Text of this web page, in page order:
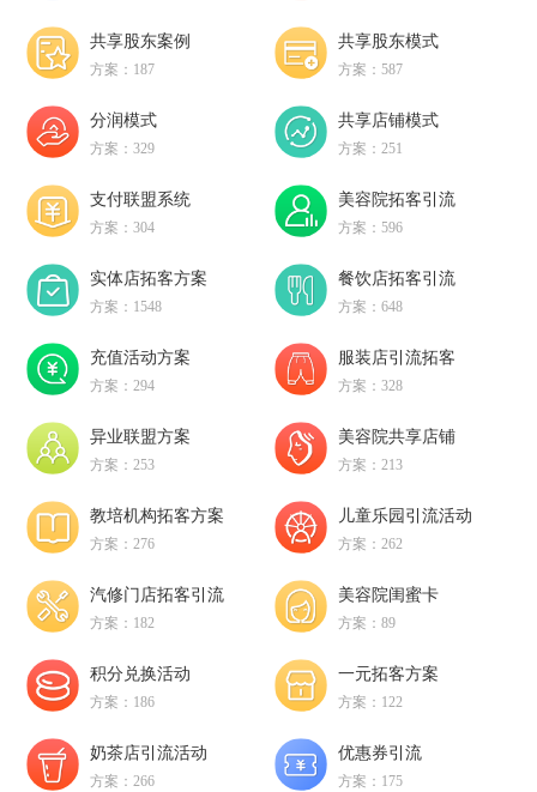
共享股东案例
方案：187
共享股东模式
方案：587
分润模式
方案：329
共享店铺模式
方案：251
支付联盟系统
方案：304
美容院拓客引流
方案：596
实体店拓客方案
方案：1548
餐饮店拓客引流
方案：648
充值活动方案
方案：294
服装店引流拓客
方案：328
异业联盟方案
方案：253
美容院共享店铺
方案：213
教培机构拓客方案
方案：276
儿童乐园引流活动
方案：262
汽修门店拓客引流
方案：182
美容院闺蜜卡
方案：89
积分兑换活动
方案：186
一元拓客方案
方案：122
奶茶店引流活动
方案：266
优惠券引流
方案：175